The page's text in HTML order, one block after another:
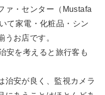
ァ・センター（Mustafa
て家電・化粧品・シン
うお店です。
安を考えると旅行客も
治安が良く、監視カメラ